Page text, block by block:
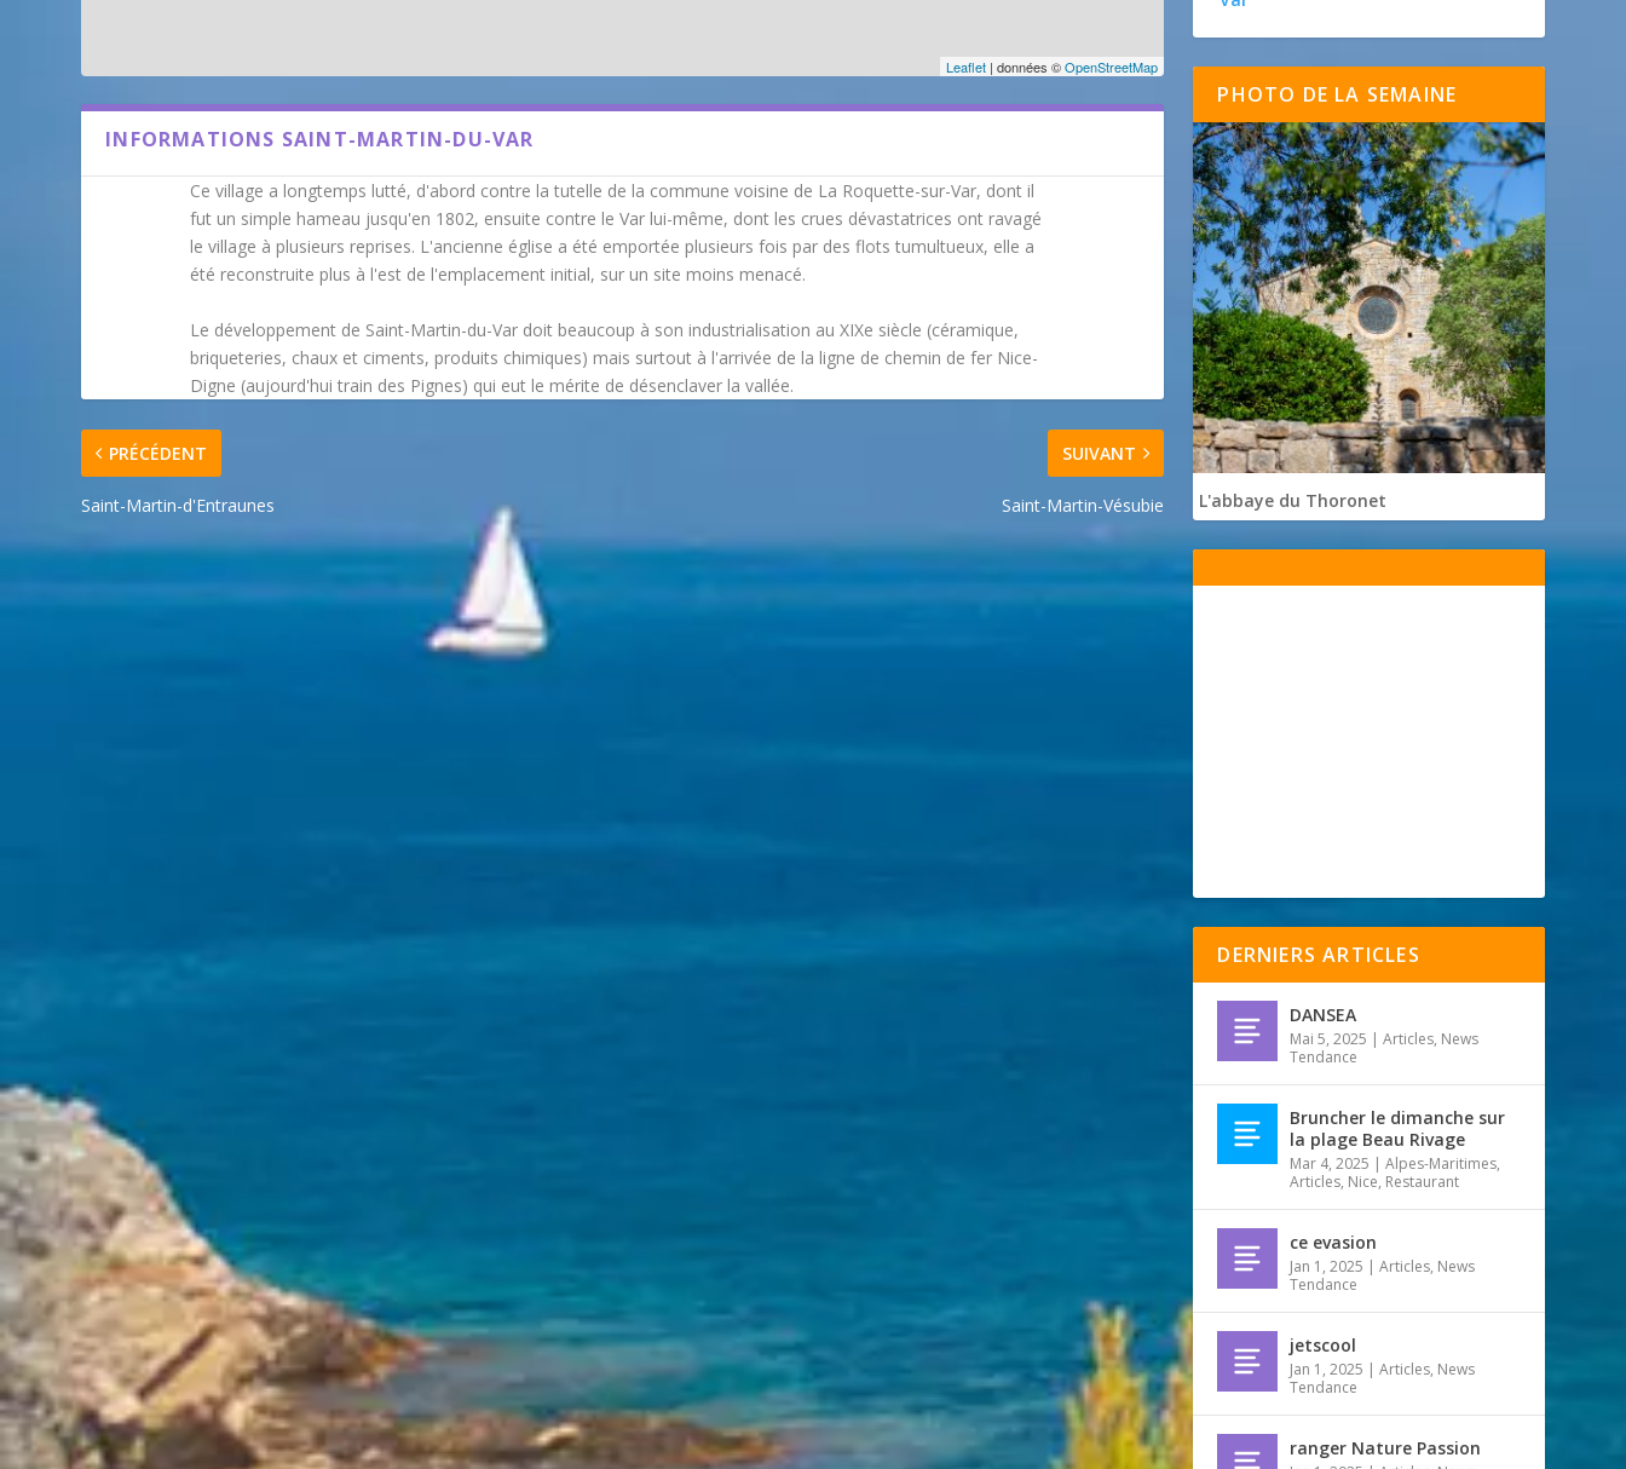
Leaflet | données ©OpenStreetMap
INFORMATIONS SAINT-MARTIN-DU-VAR
Ce village a longtemps lutté, d'abord contre la tutelle de la commune voisine de La Roquette-sur-Var, dont il
fut un simple hameau jusqu'en 1802, ensuite contre le Var lui-même, dont les crues dévastatrices ont ravagé
le village à plusieurs reprises. L'ancienne église a été emportée plusieurs fois par des flots tumultueux, elle a
été reconstruite plus à l'est de l'emplacement initial, sur un site moins menacé.
Le développement de Saint-Martin-du-Var doit beaucoup à son industrialisation au XIXe siècle (céramique,
briqueteries, chaux et ciments, produits chimiques) mais surtout à l'arrivée de la ligne de chemin de fer Nice-
Digne (aujourd'hui train des Pignes) qui eut le mérite de désenclaver la vallée.
PRÉCÉDENT
Saint-Martin-d'Entraunes
SUIVANT
Saint-Martin-Vésubie
PHOTO DE LA SEMAINE
L'abbaye du Thoronet
DERNIERS ARTICLES
DANSEA
Mai 5, 2025 |Articles, News
Tendance
Bruncher le dimanche sur
la plage Beau Rivage
Mar 4, 2025 |Alpes-Maritimes,
Articles, Nice, Restaurant
ce evasion
Jan 1, 2025 |Articles, News
Tendance
jetscool
Jan 1, 2025 |Articles, News
Tendance
ranger Nature Passion